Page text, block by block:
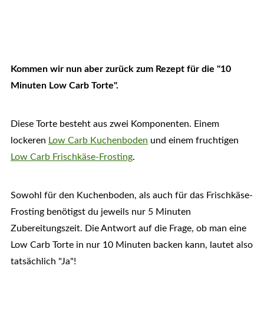
Kommen wir nun aber zurück zum Rezept für die "10
Minuten Low Carb Torte".
Diese Torte besteht aus zwei Komponenten. Einem
lockeren Low Carb Kuchenboden und einem fruchtigen
Low Carb Frischkäse-Frosting.
Sowohl für den Kuchenboden, als auch für das Frischkäse-
Frosting benötigst du jeweils nur 5 Minuten
Zubereitungszeit. Die Antwort auf die Frage, ob man eine
Low Carb Torte in nur 10 Minuten backen kann, lautet also
tatsächlich "Ja"!